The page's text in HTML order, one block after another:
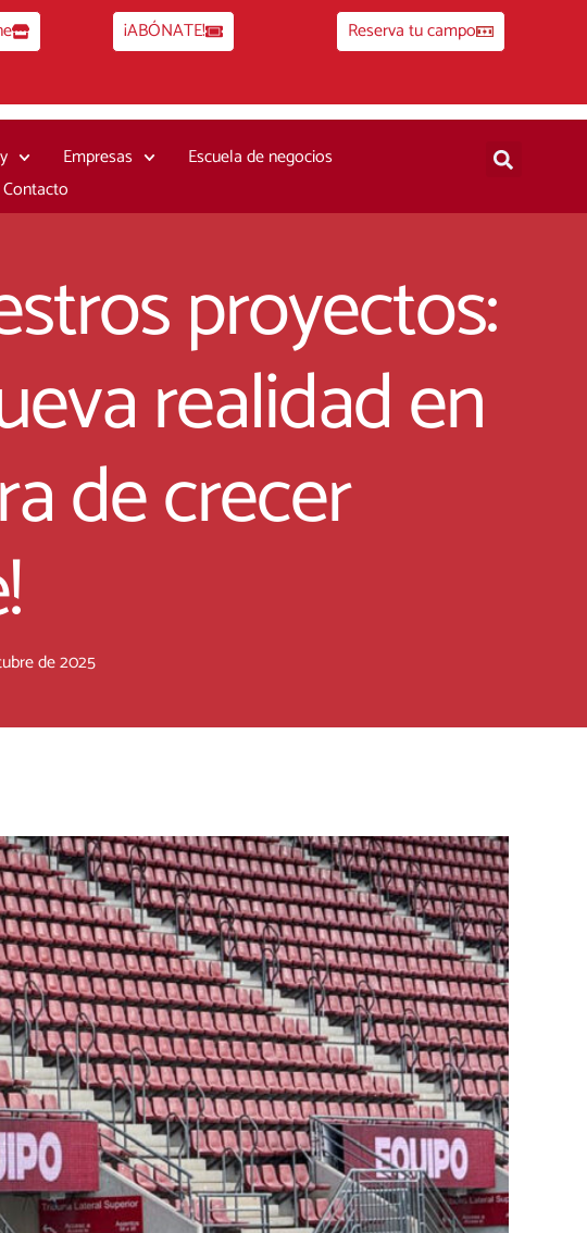
¡ABÓNATE! Reserva tu campo
Empresas
Escuela de negocios
Contacto
proyectos:
realidad en
de crecer
de 2025